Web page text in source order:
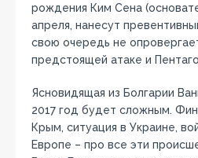
рождения Ким Сена
апреля, нанесут
свою очередь не
предстоящей атаке и
Ясновидящая из Болгарии
2017 год будет сложным.
Крым, ситуация в Украине,
Европе – про все эти